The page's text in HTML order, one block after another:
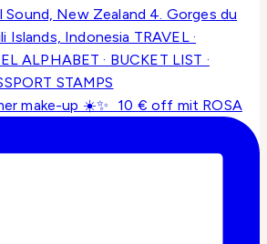
make-up ☀️✨ 10 € off mit ROSA